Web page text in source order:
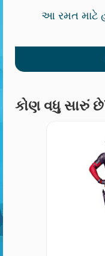
આ રમત માટે
કોણ વધુ સારું